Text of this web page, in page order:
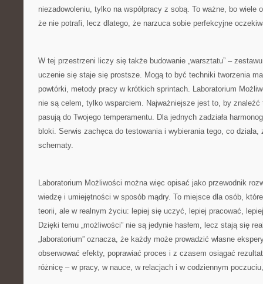
niezadowoleniu, tylko na współpracy z sobą. To ważne, bo wiele
że nie potrafi, lecz dlatego, że narzuca sobie perfekcyjne
W tej przestrzeni liczy się także budowanie „warsztatu” –
uczenie się staje się prostsze. Mogą to być techniki tworzenia
powtórki, metody pracy w krótkich sprintach. Laboratorium
nie są celem, tylko wsparciem. Najważniejsze jest to, by znaleźć
pasują do Twojego temperamentu. Dla jednych zadziała
bloki. Serwis zachęca do testowania i wybierania tego, co
schematy.
Laboratorium Możliwości można więc opisać jako przewodnik
wiedzę i umiejętności w sposób mądry. To miejsce dla osób,
teorii, ale w realnym życiu: lepiej się uczyć, lepiej pracować,
Dzięki temu „możliwości” nie są jedynie hasłem, lecz stają się
„laboratorium” oznacza, że każdy może prowadzić własne
obserwować efekty, poprawiać proces i z czasem osiągać
różnicę – w pracy, w nauce, w relacjach i w codziennym